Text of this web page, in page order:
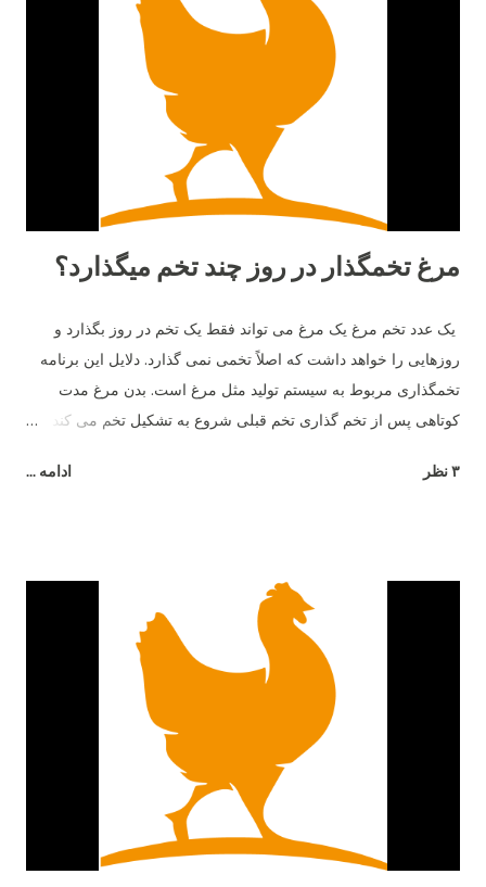
مرغ تخمگذار در روز چند تخم میگذارد؟
یک عدد تخم مرغ یک مرغ می تواند فقط یک تخم در روز بگذارد و
روزهایی را خواهد داشت که اصلاً تخمی نمی گذارد. دلایل این برنامه
تخمگذاری مربوط به سیستم تولید مثل مرغ است. بدن مرغ مدت
کوتاهی پس از تخم گذاری تخم قبلی شروع به تشکیل تخم می کند و
۳ نظر ادامه ...